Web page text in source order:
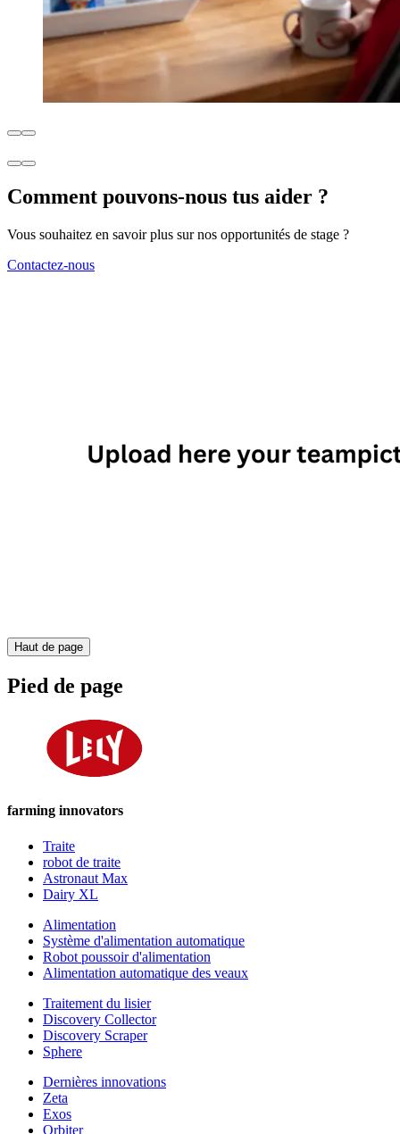
Comment pouvons-nous tus aider ?
Vous souhaitez en savoir plus sur nos opportunités de stage ?
Contactez-nous
Haut de page
Pied de page
farming innovators
Traite
robot de traite
Astronaut Max
Dairy XL
Alimentation
Système d'alimentation automatique
Robot poussoir d'alimentation
Alimentation automatique des veaux
Traitement du lisier
Discovery Collector
Discovery Scraper
Sphere
Dernières innovations
Zeta
Exos
Orbiter